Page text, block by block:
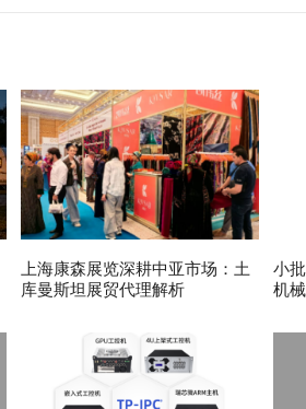
上海康森展览深耕中亚市场：土
库曼斯坦展贸代理解析
小
机